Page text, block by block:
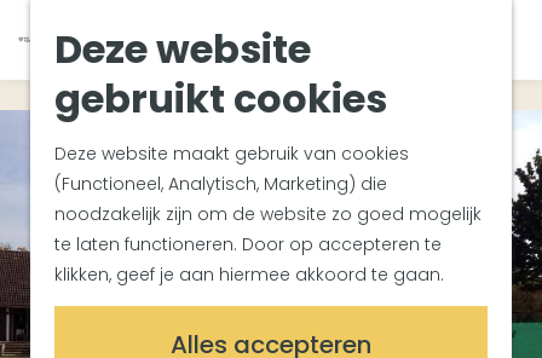
Deze website
gebruikt cookies
Deze website maakt gebruik van cookies
(Functioneel, Analytisch, Marketing) die
noodzakelijk zijn om de website zo goed mogelijk
te laten functioneren. Door op accepteren te
klikken, geef je aan hiermee akkoord te gaan.
Alles accepteren
a
n
d
e
h
o
K
a
a
r
t
Z
o
e
k
e
n
M
e
u
Met groepen
Met kinderen
In de omgeving
Plan je bezoek
Bereikbaarheid
Overnachten
Plan op de kaart
Informatiepunten
Meetings & Events